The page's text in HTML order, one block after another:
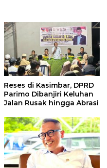
Reses di Kasimbar, DPRD
Parimo Dibanjiri Keluhan
Jalan Rusak hingga Abrasi